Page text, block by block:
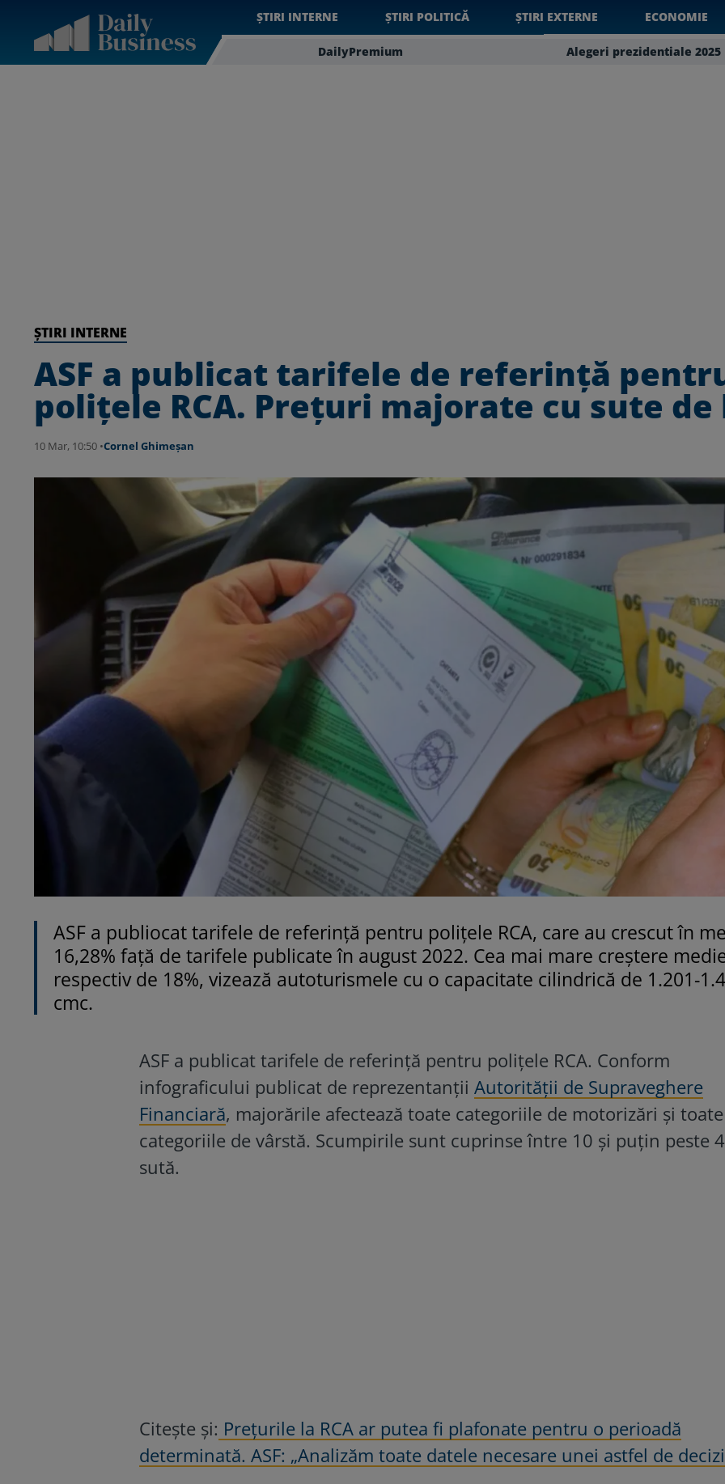
ȘTIRI INTERNE ȘTIRI POLITICĂ ȘTIRI EXTERNE ECONOMIE
DailyPremium Alegeri prezidentiale 2025
ȘTIRI INTERNE
ASF a publicat tarifele de referinţă
poliţele RCA. Preţuri majorate cu sute de
10 Mar, 10:50 •Cornel Ghimeșan
ASF a publiocat tarifele de referinţă pentru polițele RCA, care au crescut în
16,28% faţă de tarifele publicate în august 2022. Cea mai mare creştere
respectiv de 18%, vizează autoturismele cu o capacitate cilindrică de 1.201-
cmc.
ASF a publicat tarifele de referinţă pentru poliţele RCA. Conform
infograficului publicat de reprezentanţii Autorităţii de Supraveghere
Financiară, majorările afectează toate categoriile de motorizări și toate
categoriile de vârstă. Scumpirile sunt cuprinse între 10 și puțin peste
sută.
Citeşte şi: Prețurile la RCA ar putea fi plafonate pentru o perioadă
determinată. ASF: „Analizăm toate datele necesare unei astfel de